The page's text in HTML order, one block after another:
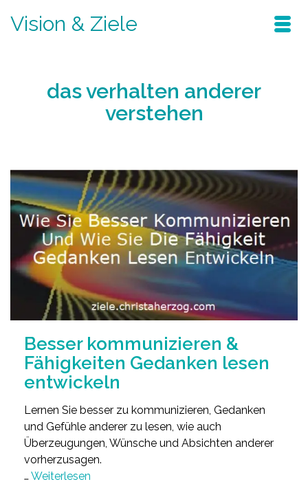
Vision & Ziele
das verhalten anderer
verstehen
Besser kommunizieren &
Fähigkeiten Gedanken lesen
entwickeln
Lernen Sie besser zu kommunizieren, Gedanken
und Gefühle anderer zu lesen, wie auch
Überzeugungen, Wünsche und Absichten anderer
vorherzusagen.
… Weiterlesen